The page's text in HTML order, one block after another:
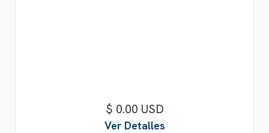
$ 0.00 USD
Ver Detalles